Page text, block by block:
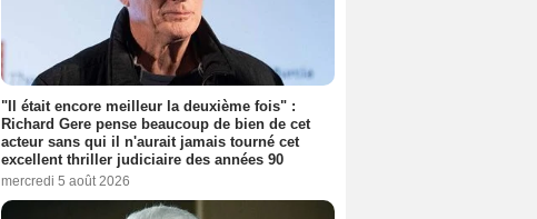
"Il était encore meilleur la deuxième fois" :
Richard Gere pense beaucoup de bien de cet
acteur sans qui il n'aurait jamais tourné cet
excellent thriller judiciaire des années 90
mercredi 5 août 2026